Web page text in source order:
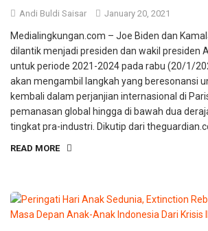
Andi Buldi Saisar January 20, 2021
Medialingkungan.com – Joe Biden dan
dilantik menjadi presiden dan wakil presiden
untuk periode 2021-2024 pada rabu (20/1/
akan mengambil langkah yang beresonansi
kembali dalam perjanjian internasional di
pemanasan global hingga di bawah dua
tingkat pra-industri. Dikutip dari
READ MORE